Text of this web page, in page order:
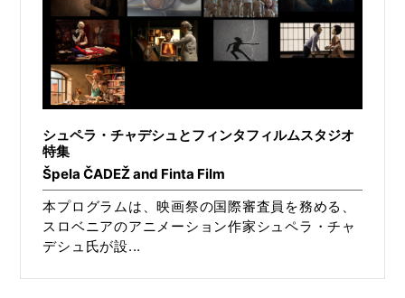
シュペラ・チャデシュとフィンタフィルムスタジオ
特集
Špela ČADEŽ and Finta Film
本プログラムは、映画祭の国際審査員を務める、
スロベニアのアニメーション作家シュペラ・チャ
デシュ氏が設...